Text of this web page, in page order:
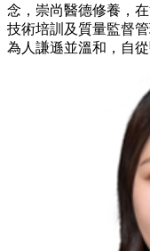
念，崇尚醫德修養，
技術培訓及質量監督
為人謙遜並溫和，自